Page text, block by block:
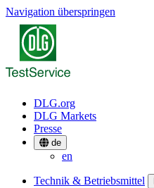
Navigation überspringen
DLG.org
DLG Markets
Presse
de
en
Technik & Betriebsmittel